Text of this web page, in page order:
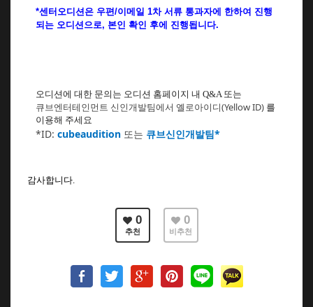
*센터오디션은 우편/이메일 1차 서류 통과자에 한하여 진행
되는 오디션으로, 본인 확인 후에 진행됩니다.
오디션에 대한 문의는 오디션 홈페이지 내 Q&A 또는
큐브엔터테인먼트 신인개발팀에서 옐로아이디(Yellow ID) 를
이용해 주세요
*ID: cubeaudition 또는 큐브신인개발팀*
감사합니다.
0
추천
0
비추천